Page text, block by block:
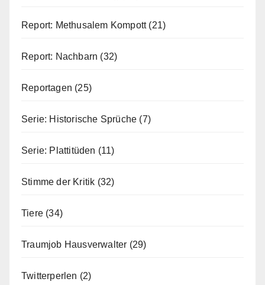
Report: Methusalem Kompott(21)
Report: Nachbarn (32)
Reportagen (25)
Serie: Historische Sprüche (7)
Serie: Plattitüden (11)
Stimme der Kritik (32)
Tiere (34)
Traumjob Hausverwalter (29)
Twitterperlen (2)